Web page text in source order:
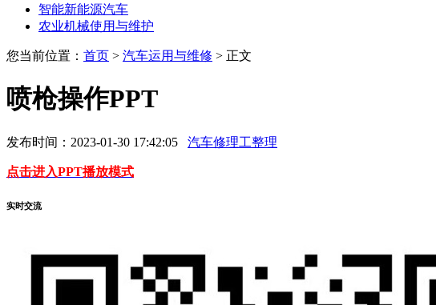
智能新能源汽车
农业机械使用与维护
您当前位置： 首页 > 汽车运用与维修 > 正文
喷枪操作PPT
发布时间：2023-01-30 17:42:05 汽车修理工整理
点击进入PPT播放模式
实时交流